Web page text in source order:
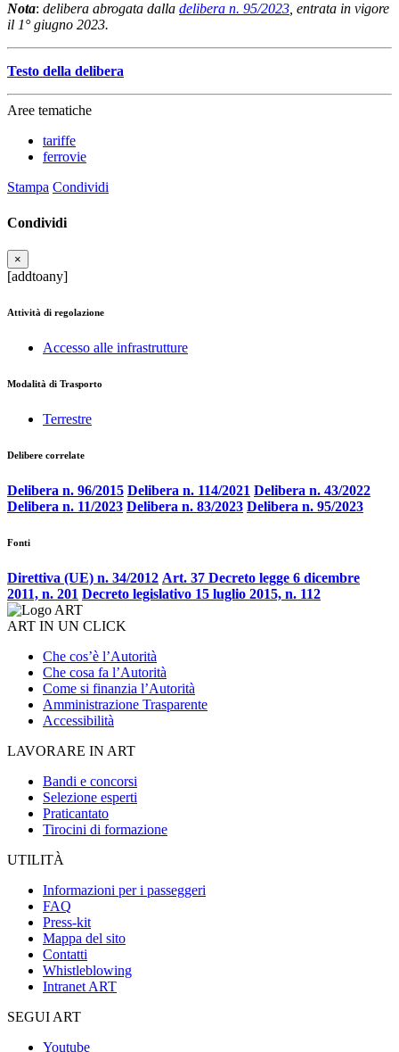
Nota: delibera abrogata dalla delibera n. 95/2023 , entrata in vigore
il 1° giugno 2023.
Testo della delibera
Aree tematiche
tariffe
ferrovie
Stampa Condividi
Condividi
×
[addtoany]
Attività di regolazione
Accesso alle infrastrutture
Modalità di Trasporto
Terrestre
Delibere correlate
Delibera n. 96/2015 Delibera n. 114/2021 Delibera n. 43/2022
Delibera n. 11/2023 Delibera n. 83/2023 Delibera n. 95/2023
Fonti
Direttiva (UE) n. 34/2012 Art. 37 Decreto legge 6 dicembre
2011, n. 201 Decreto legislativo 15 luglio 2015, n. 112
ART IN UN CLICK
Che cos’è l’Autorità
Che cosa fa l’Autorità
Come si finanzia l’Autorità
Amministrazione Trasparente
Accessibilità
LAVORARE IN ART
Bandi e concorsi
Selezione esperti
Praticantato
Tirocini di formazione
UTILITÀ
Informazioni per i passeggeri
FAQ
Press-kit
Mappa del sito
Contatti
Whistleblowing
Intranet ART
SEGUI ART
Youtube